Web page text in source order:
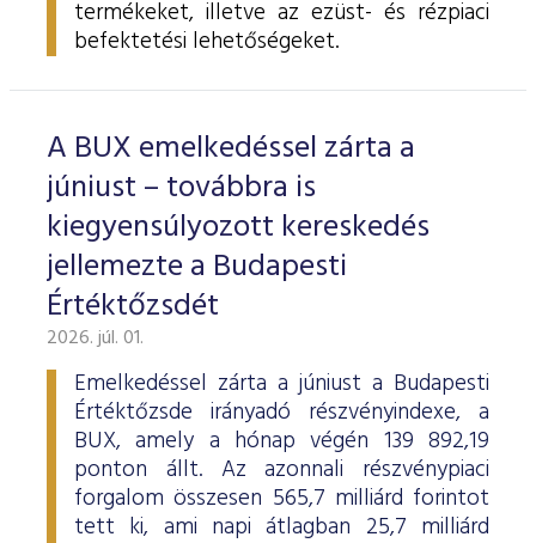
termékeket, illetve az ezüst- és rézpiaci
befektetési lehetőségeket.
A BUX emelkedéssel zárta a
júniust – továbbra is
kiegyensúlyozott kereskedés
jellemezte a Budapesti
Értéktőzsdét
2026. júl. 01.
Emelkedéssel zárta a júniust a Budapesti
Értéktőzsde irányadó részvényindexe, a
BUX, amely a hónap végén 139 892,19
ponton állt. Az azonnali részvénypiaci
forgalom összesen 565,7 milliárd forintot
tett ki, ami napi átlagban 25,7 milliárd